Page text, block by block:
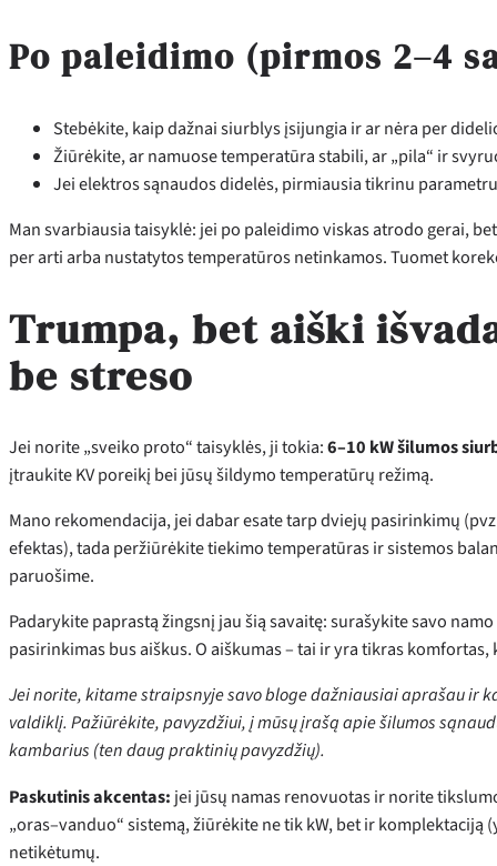
Po paleidimo (pirmos 2–4
Stebėkite, kaip dažnai siurblys įsijungia ir ar nėra per
Žiūrėkite, ar namuose temperatūra stabili, ar „pila“ ir
Jei elektros sąnaudos didelės, pirmiausia tikrinu
Man svarbiausia taisyklė: jei po paleidimo viskas atrodo gerai,
per arti arba nustatytos temperatūros netinkamos. Tuomet
Trumpa, bet aiški
be streso
Jei norite „sveiko proto“ taisyklės, ji tokia:6–10 kW šilumos
įtraukite KV poreikį bei jūsų šildymo temperatūrų režimą.
Mano rekomendacija, jei dabar esate tarp dviejų pasirinkimų
efektas), tada peržiūrėkite tiekimo temperatūras ir sistemos
paruošime.
Padarykite paprastą žingsnį jau šią savaitę: surašykite savo
pasirinkimas bus aiškus. O aiškumas – tai ir yra tikras
Jei norite, kitame straipsnyje savo bloge dažniausiai aprašau ir
valdiklį. Pažiūrėkite, pavyzdžiui, į mūsų įrašą apie šilumos
kambarius (ten daug praktinių pavyzdžių).
Paskutinis akcentas: jei jūsų namas renovuotas ir norite
„oras–vanduo“ sistemą, žiūrėkite ne tik kW, bet ir
netikėtumų.